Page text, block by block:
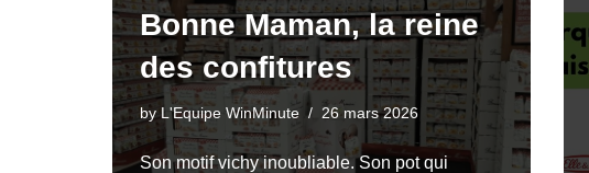
Bonne Maman, la reine
des confitures
by L'Equipe WinMinute 26 mars 2026
Son motif vichy inoubliable. Son pot qui